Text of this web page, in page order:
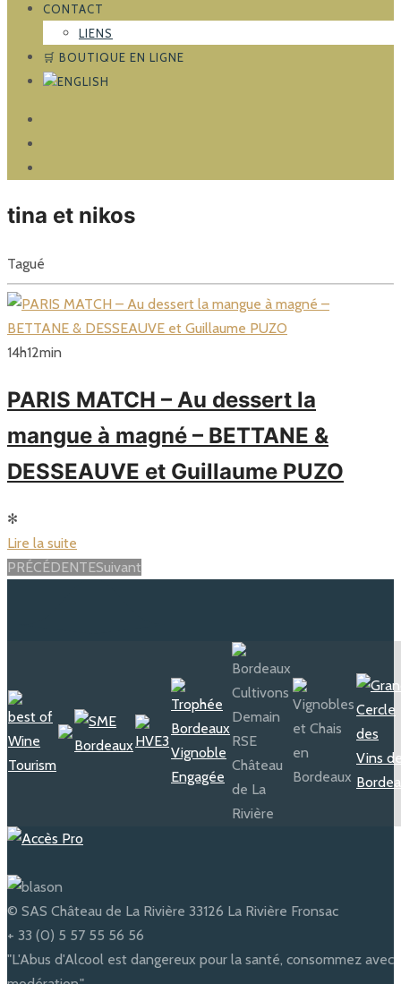
CONTACT
LIENS
🛒 BOUTIQUE EN LIGNE
tina et nikos
Tagué
14h12min
PARIS MATCH – Au dessert la
mangue à magné – BETTANE &
DESSEAUVE et Guillaume PUZO
✻
Lire la suite
Posts
PRÉCÉDENTESuivant
© SAS Château de La Rivière 33126 La Rivière Fronsac
+ 33 (0) 5 57 55 56 56
"L'Abus d'Alcool est dangereux pour la santé, consommez avec